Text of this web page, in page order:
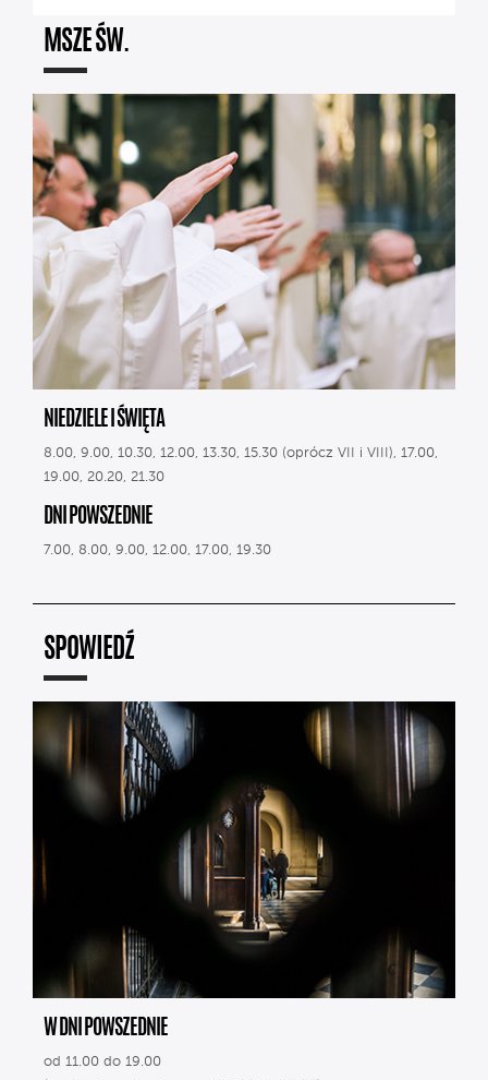
MSZE ŚW.
NIEDZIELE I ŚWIĘTA
8.00, 9.00, 10.30, 12.00, 13.30, 15.30 (oprócz VII i VIII), 17.00,
19.00, 20.20, 21.30
DNI POWSZEDNIE
7.00, 8.00, 9.00, 12.00, 17.00, 19.30
SPOWIEDŹ
W DNI POWSZEDNIE
od 11.00 do 19.00